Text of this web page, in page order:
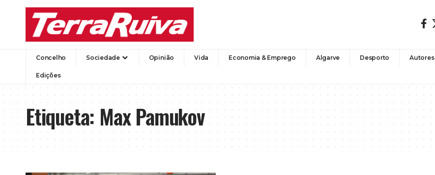
Concelho Sociedade Opinião Vida Economia & Emprego Algarve Desporto Autores
Edições
Etiqueta:Max Pamukov